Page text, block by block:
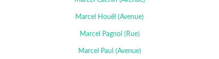
Marcel Houël (Avenue)
Marcel Pagnol (Rue)
Marcel Paul (Avenue)